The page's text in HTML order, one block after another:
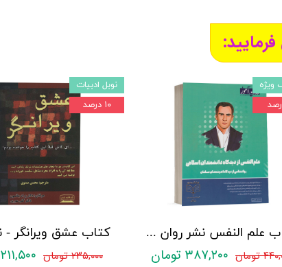
۲۳۵,۰۰۰ تومان ۲۱۱,۵۰۰ تومان
نوبل ادبیات
۱۰ درصد
کتاب علم النفس نشر روان آموز مجمدعلی خالق پور
تومان ۳۸۷,۲۰۰ تومان
ویژه